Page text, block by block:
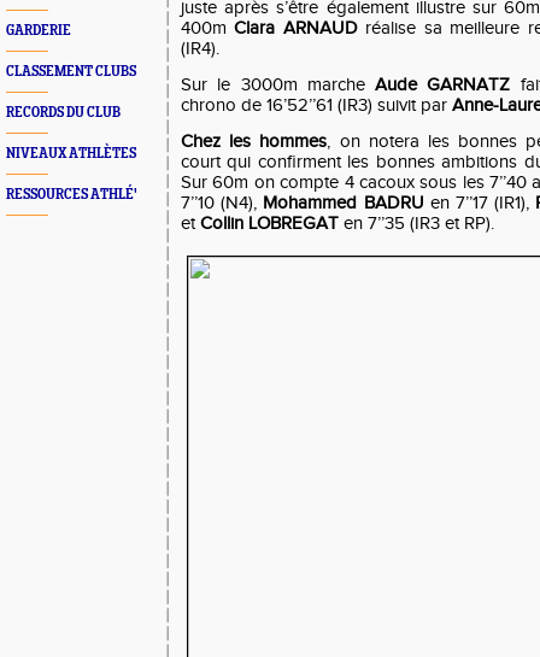
GARDERIE
CLASSEMENT CLUBS
RECORDS DU CLUB
NIVEAUX ATHLÈTES
RESSOURCES ATHLÉ'
juste après s’être également illustre sur
400mClara ARNAUDréalise sa meilleure
(IR4).
Sur le 3000m marcheAude GARNATZ
chrono de 16’52’’61 (IR3) suivit par Anne-
Chez les hommes, on notera les bonnes
court qui confirment les bonnes ambitions
Sur 60m on compte 4 cacoux sous les 7’’40
7’’10 (N4), Mohammed BADRU en 7’’17 (IR1),
etCollin LOBREGAT en 7’’35 (IR3 et RP).